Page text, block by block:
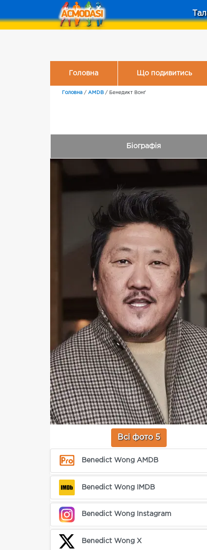
Головна Що подивитись
Головна / AMDB / Бенедикт Вонґ
Біографія
Всі фото 5
Benedict Wong AMDB
Benedict Wong IMDB
Benedict Wong Instagram
Benedict Wong X